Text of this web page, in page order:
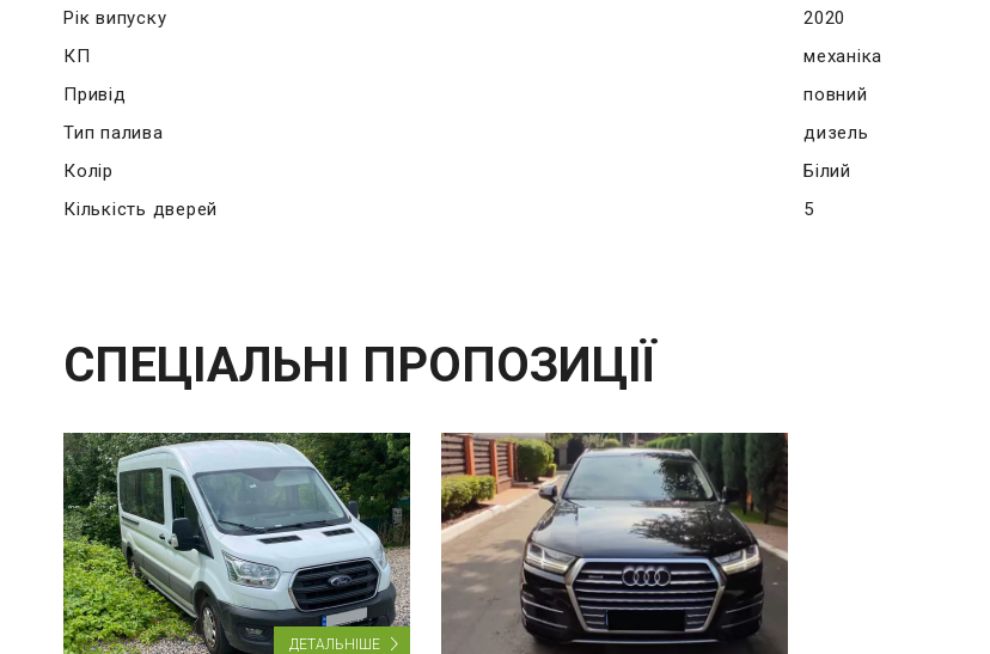
Рік випуску
2020
КП
механіка
Привід
повний
Тип палива
дизель
Колір
Білий
Кількість дверей
5
СПЕЦІАЛЬНІ ПРОПОЗИЦІЇ
ДЕТАЛЬНІШЕ